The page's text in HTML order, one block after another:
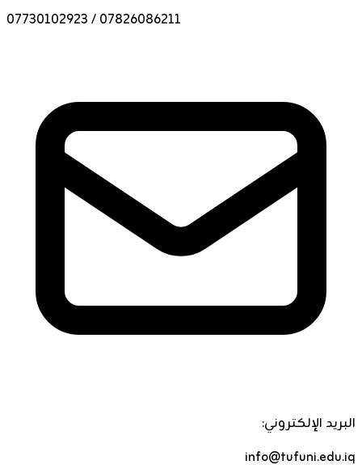
07730102923 / 07826086211
البريد الإلكتروني:
info@tufuni.edu.iq